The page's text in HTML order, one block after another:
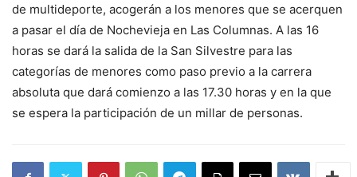
de multideporte, acogerán a los menores que se acerquen
a pasar el día de Nochevieja en Las Columnas. A las 16
horas se dará la salida de la San Silvestre para las
categorías de menores como paso previo a la carrera
absoluta que dará comienzo a las 17.30 horas y en la que
se espera la participación de un millar de personas.